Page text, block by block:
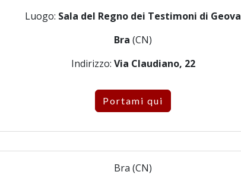
Luogo: Sala del Regno dei Testimoni di Geova
Bra (CN)
Indirizzo: Via Claudiano, 22
Portami qui
Bra (CN)